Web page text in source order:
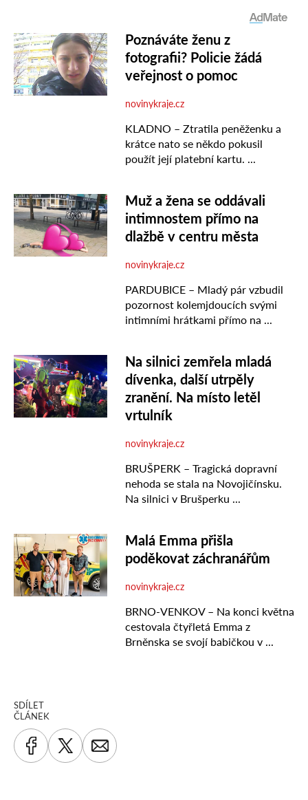
SDÍLET
ČLÁNEK